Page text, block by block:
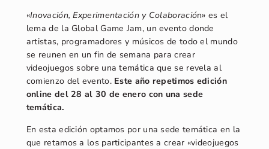
«Inovación, Experimentación y Colaboración» es el
lema de la Global Game Jam, un evento donde
artistas, programadores y músicos de todo el mundo
se reunen en un fin de semana para crear
videojuegos sobre una temática que se revela al
comienzo del evento. Este año repetimos edición
online del 28 al 30 de enero con una sede
temática.
En esta edición optamos por una sede temática en la
que retamos a los participantes a crear «videojuegos